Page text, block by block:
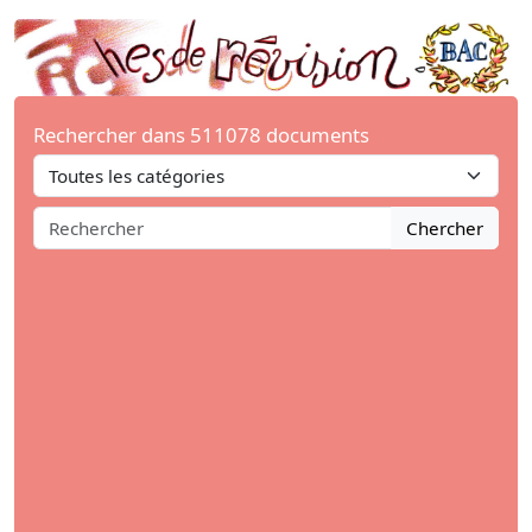
Rechercher dans 511078 documents
Chercher